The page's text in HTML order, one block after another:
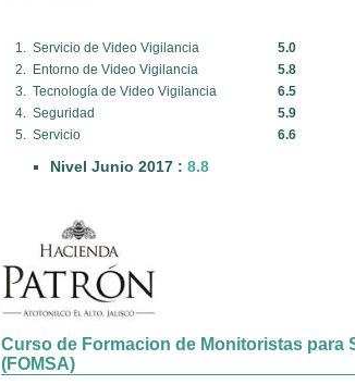
1. Servicio de Video Vigilancia
5.0
2. Entorno de Video Vigilancia
5.8
3. Tecnología de Video Vigilancia
6.5
4. Seguridad
5.9
5. Servicio
6.6
Nivel Junio 2017 : 8.8
Curso de Formacion de Monitoristas para
(FOMSA)